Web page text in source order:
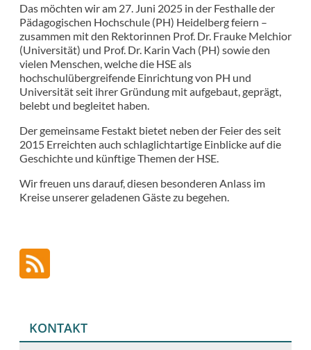
Das möchten wir am 27. Juni 2025 in der Festhalle der
Pädagogischen Hochschule (PH) Heidelberg feiern –
zusammen mit den Rektorinnen Prof. Dr. Frauke Melchior
(Universität) und Prof. Dr. Karin Vach (PH) sowie den
vielen Menschen, welche die HSE als
hochschulübergreifende Einrichtung von PH und
Universität seit ihrer Gründung mit aufgebaut, geprägt,
belebt und begleitet haben.
Der gemeinsame Festakt bietet neben der Feier des seit
2015 Erreichten auch schlaglichtartige Einblicke auf die
Geschichte und künftige Themen der HSE.
Wir freuen uns darauf, diesen besonderen Anlass im
Kreise unserer geladenen Gäste zu begehen.
KONTAKT